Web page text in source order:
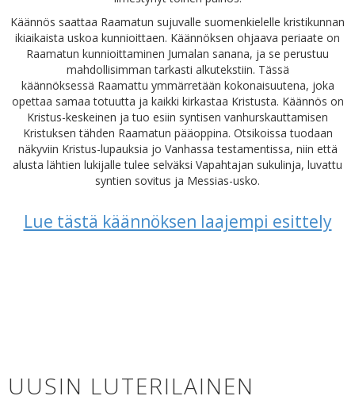
Käännös saattaa Raamatun sujuvalle suomenkielelle kristikunnan
ikiaikaista uskoa kunnioittaen. Käännöksen ohjaava periaate on
Raamatun kunnioittaminen Jumalan sanana, ja se perustuu
mahdollisimman tarkasti alkutekstiin. Tässä
käännöksessä Raamattu ymmärretään kokonaisuutena, joka
opettaa samaa totuutta ja kaikki kirkastaa Kristusta. Käännös on
Kristus-keskeinen ja tuo esiin syntisen vanhurskauttamisen
Kristuksen tähden Raamatun pääoppina. Otsikoissa tuodaan
näkyviin Kristus-lupauksia jo Vanhassa testamentissa, niin että
alusta lähtien lukijalle tulee selväksi Vapahtajan sukulinja, luvattu
syntien sovitus ja Messias-usko.
Lue tästä käännöksen laajempi esittely
UUSIN LUTERILAINEN